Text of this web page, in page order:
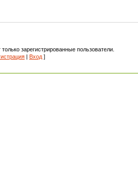
зарегистрированные пользователи.
| Вход ]